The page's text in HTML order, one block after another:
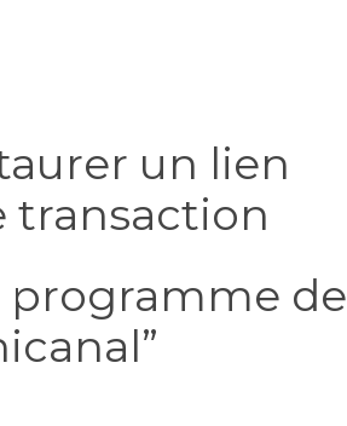
un lien
transaction
programme de